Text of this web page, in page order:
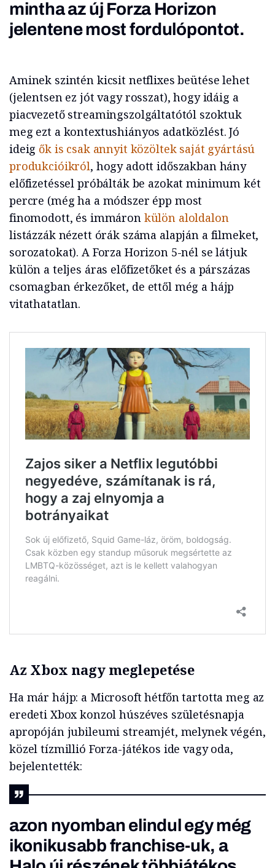
mintha az új Forza Horizon
jelentene most fordulópontot.
Aminek szintén kicsit netflixes beütése lehet
(jelentsen ez jót vagy rosszat), hogy idáig a
piacvezető streamingszolgáltatótól szoktuk
meg ezt a kontextushiányos adatközlést. Jó
ideig ők is csak annyit közöltek saját gyártású
produkcióikról, hogy adott időszakban hány
előfizetéssel próbálták be azokat minimum két
percre (még ha a módszer épp most
finomodott, és immáron külön aloldalon
listázzák nézett órák száma alapján a filmeket,
sorozatokat). A Forza Horizon 5-nél se látjuk
külön a teljes áras előfizetőket és a párszázas
csomagban érkezőket, de ettől még a hájp
vitathatatlan.
Az Xbox nagy meglepetése
Ha már hájp: a Microsoft hétfőn tartotta meg az
eredeti Xbox konzol húszéves születésnapja
apropóján jubileumi streamjét, melynek végén,
közel tízmillió Forza-játékos ide vagy oda,
bejelentették:
azon nyomban elindul egy még
ikonikusabb franchise-uk, a